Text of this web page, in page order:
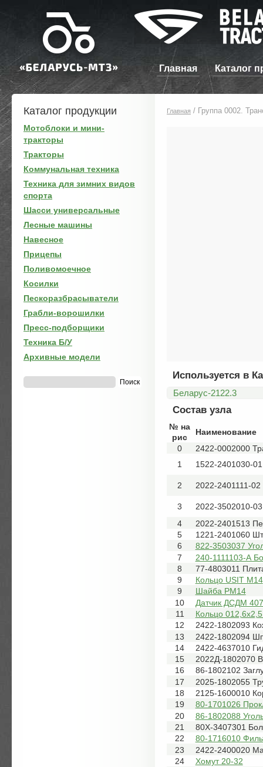
Главная Каталог
Каталог продукции
Мотоблоки и мини-
тракторы
Тракторы
Коммунальная техника
Техника для зимних видов
спорта
Шасси универсальные
Лесные машины
Навесное
Прицепы
Поливомоечное
Косилки
Пескоразбрасыватели
Грабли-ворошилки
Пресс-подборщики
Техника Б/У
Архивные модели
Главная / Группа 0002.
Используется в
Беларус-2122.3
Состав узла
№ на
рис
Наименование
0
2422-0002000
1
1522-2401030-
2 2022-2401111-02
3
2022-3502010-
4
2022-2401513
5
1221-2401060
6
822-3503037
7
240-1111103-А
8
77-4803011
9
Кольцо USIT M14
9
Шайба РМ14
10
Датчик ДСДМ
11
Кольцо
12
2422-1802093
13
2422-1802094
14
2422-4637010
15
2022Д-1802070
16
86-1802102
17
2025-1802055
18
2125-1600010
19
80-1701026
20
86-1802088
21
80Х-3407301
22
80-1716010
23
2422-2400020
24
Хомут 20-32